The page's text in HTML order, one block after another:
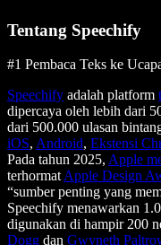
Tentang Speechify
#1 Pembaca Teks ke
Speechify adalah platform
dipercaya oleh lebih dari
dari 500.000 ulasan
iOS, Android, Ekstensi
Pada tahun 2025, Apple
terhormatApple Design
“sumber penting yang
Speechify menawarkan
digunakan di hampir 200
Dogg dan Gwyneth